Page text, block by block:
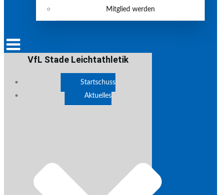
Mitglied werden
VfL Stade Leichtathletik
Startschuss
Aktuelles